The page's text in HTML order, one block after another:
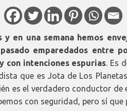
y en una semana hemos
emparedados entre
con intenciones espurias . Es
que es Jota de Los
es el verdadero conductor de
con seguridad, pero sí